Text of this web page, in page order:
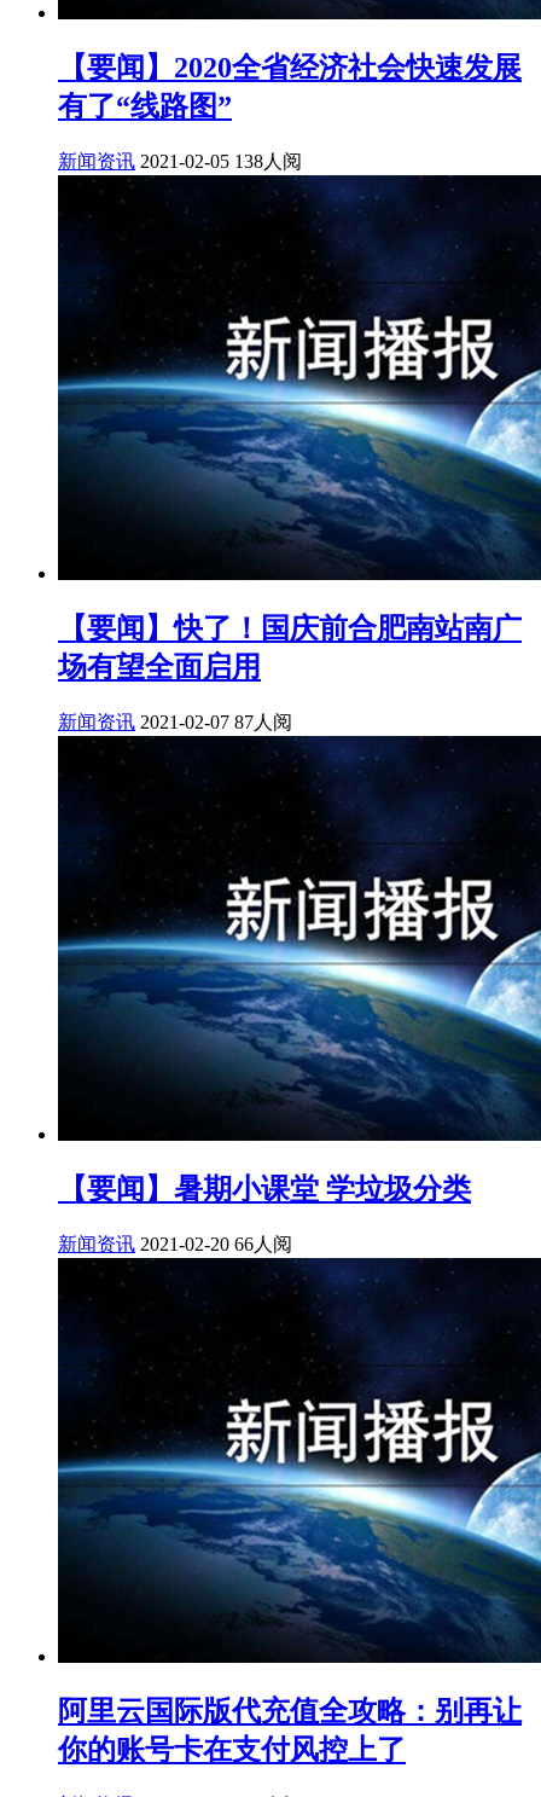
【要闻】2020全省经济社会快速发展
有了“线路图”
新闻资讯 2021-02-05 138人阅
【要闻】快了！国庆前合肥南站南广
场有望全面启用
新闻资讯 2021-02-07 87人阅
【要闻】暑期小课堂 学垃圾分类
新闻资讯 2021-02-20 66人阅
阿里云国际版代充值全攻略：别再让
你的账号卡在支付风控上了